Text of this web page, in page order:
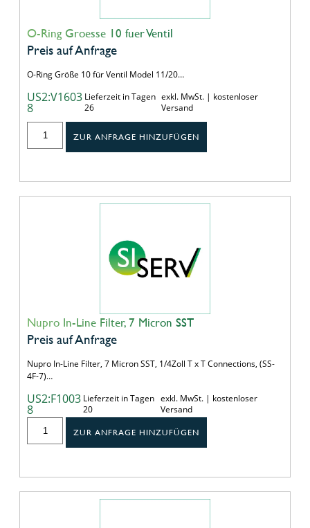
O-Ring Groesse 10 fuer Ventil
Preis auf Anfrage
O-Ring Größe 10 für Ventil Model 11/20…
US2:V1603
8
Lieferzeit in Tagen
26
exkl. MwSt. | kostenloser
Versand
ZUR ANFRAGE HINZUFÜGEN
Nupro In-Line Filter, 7 Micron SST
Preis auf Anfrage
Nupro In-Line Filter, 7 Micron SST, 1/4Zoll T x T Connections, (SS-
4F-7)…
US2:F1003
8
Lieferzeit in Tagen
20
exkl. MwSt. | kostenloser
Versand
ZUR ANFRAGE HINZUFÜGEN